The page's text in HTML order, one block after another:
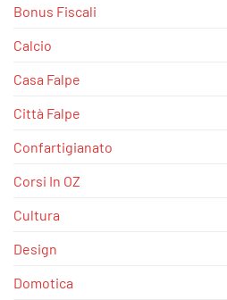
Bonus Fiscali
Calcio
Casa Falpe
Città Falpe
Confartigianato
Corsi In OZ
Cultura
Design
Domotica